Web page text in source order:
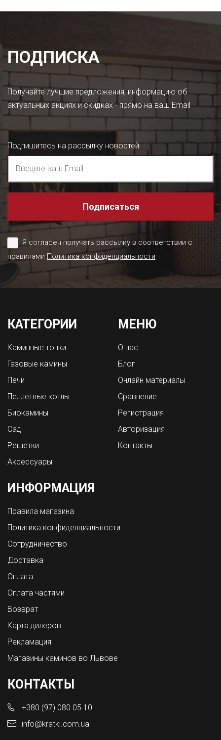
ПОДПИСКА
Получайте лучшие предложения, информацию об
актуальных акциях и скидках - прямо на ваш Email
Подпишитесь на рассылку новостей:
Подписаться
Я согласен получать рассылку в соответствии с
правиламиПолитика конфиденциальности
КАТЕГОРИИ
Каминные топки
Газовые камины
Печи
Пеллетные котлы
Биокамины
Сад
Решетки
Аксессуары
МЕНЮ
О нас
Блог
Онлайн материалы
Сравнение
Регистрация
Авторизация
Контакты
ИНФОРМАЦИЯ
Правила магазина
Политика конфиденциальности
Сотрудничество
Доставка
Оплата
Оплата частями
Возврат
Карта дилеров
Рекламация
Магазины каминов во Львове
КОНТАКТЫ
+380 (97) 080 05 10
info@kratki.com.ua